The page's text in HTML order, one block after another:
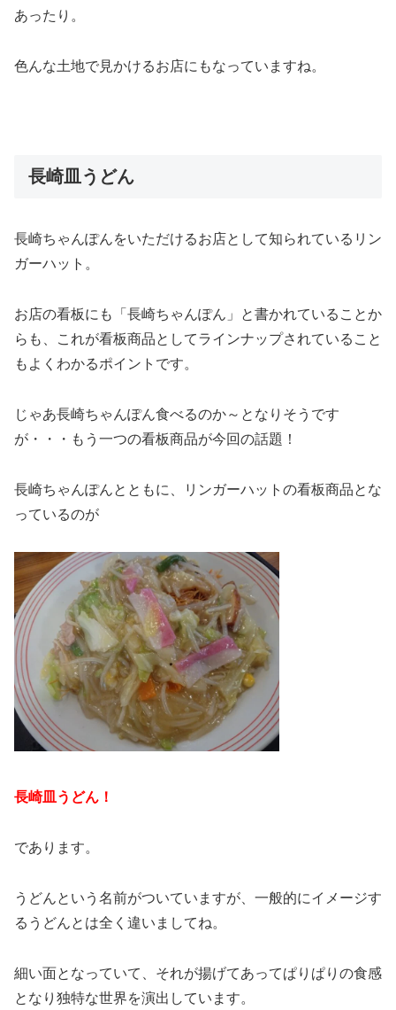
あったり。
色んな土地で見かけるお店にもなっていますね。
長崎皿うどん
長崎ちゃんぽんをいただけるお店として知られているリン
ガーハット。
お店の看板にも「長崎ちゃんぽん」と書かれていることか
らも、これが看板商品としてラインナップされていること
もよくわかるポイントです。
じゃあ長崎ちゃんぽん食べるのか～となりそうです
が・・・もう一つの看板商品が今回の話題！
長崎ちゃんぽんとともに、リンガーハットの看板商品とな
っているのが
長崎皿うどん！
であります。
うどんという名前がついていますが、一般的にイメージす
るうどんとは全く違いましてね。
細い面となっていて、それが揚げてあってぱりぱりの食感
となり独特な世界を演出しています。